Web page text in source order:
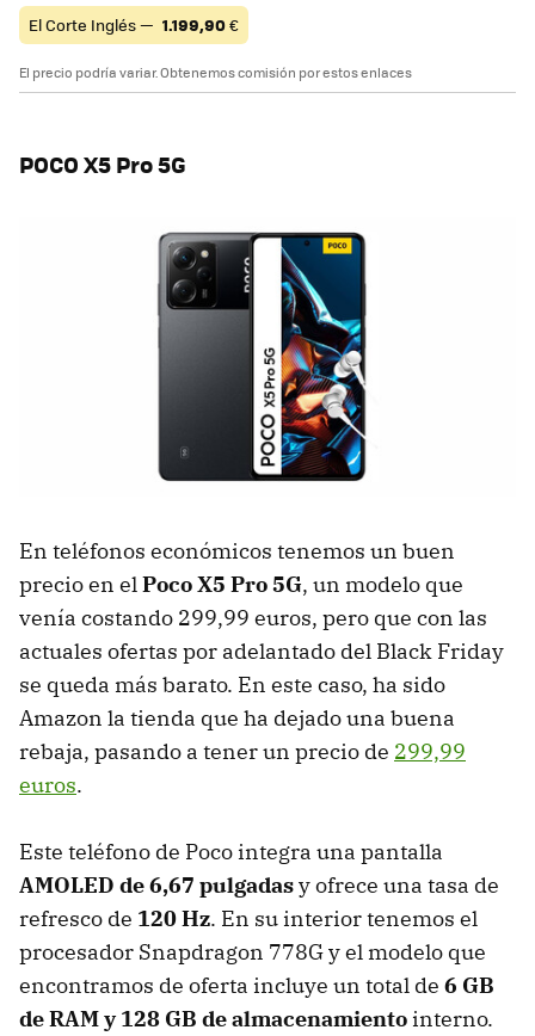
El Corte Inglés — 1.199,90€
El precio podría variar. Obtenemos comisión por estos enlaces
POCO X5 Pro 5G
En teléfonos económicos tenemos un buen
precio en elPoco X5 Pro 5G, un modelo que
venía costando 299,99 euros, pero que con las
actuales ofertas por adelantado del Black Friday
se queda más barato. En este caso, ha sido
Amazon la tienda que ha dejado una buena
rebaja, pasando a tener un precio de 299,99
euros.
Este teléfono de Poco integra una pantalla
AMOLED de 6,67 pulgadasy ofrece una tasa de
refresco de 120 Hz. En su interior tenemos el
procesador Snapdragon 778G y el modelo que
encontramos de oferta incluye un total de 6 GB
de RAM y 128 GB de almacenamiento interno.